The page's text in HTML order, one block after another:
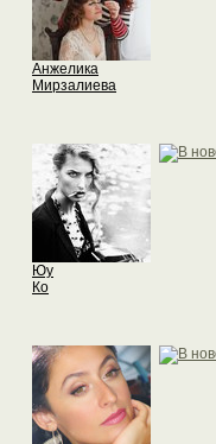
Анжелика
Мирзалиева
Юу
Ко